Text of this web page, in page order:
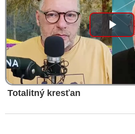
Totalitný kresťan